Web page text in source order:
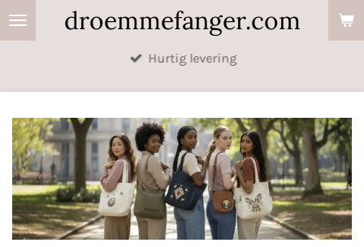
Spring
til
droemmefanger.com
Hurtig levering